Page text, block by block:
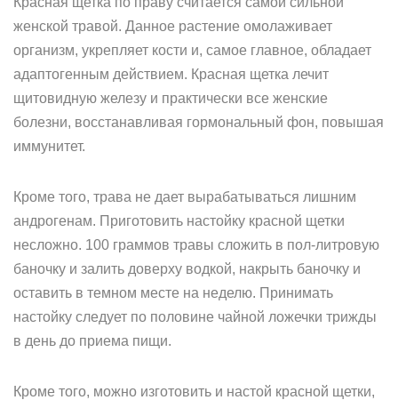
женской травой. Данное растение омолаживает
организм, укрепляет кости и, самое главное, обладает
адаптогенным действием. Красная щетка лечит
щитовидную железу и практически все женские
болезни, восстанавливая гормональный фон, повышая
иммунитет.
Кроме того, трава не дает вырабатываться лишним
андрогенам. Приготовить настойку красной щетки
несложно. 100 граммов травы сложить в пол-литровую
баночку и залить доверху водкой, накрыть баночку и
оставить в темном месте на неделю. Принимать
настойку следует по половине чайной ложечки трижды
в день до приема пищи.
Кроме того, можно изготовить и настой красной щетки,